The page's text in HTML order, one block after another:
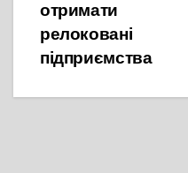
отримати
релоковані
підприємства